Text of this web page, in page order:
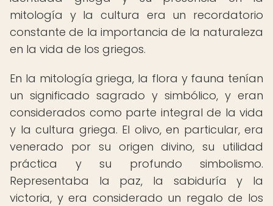
mitología y la cultura era un recordatorio
constante de la importancia de la naturaleza
en la vida de los griegos.
En la mitología griega, la flora y fauna tenían
un significado sagrado y simbólico, y eran
considerados como parte integral de la vida
y la cultura griega. El olivo, en particular, era
venerado por su origen divino, su utilidad
práctica y su profundo simbolismo.
Representaba la paz, la sabiduría y la
victoria, y era considerado un regalo de los